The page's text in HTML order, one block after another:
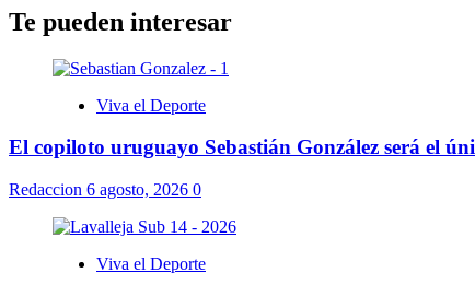
Te pueden interesar
Viva el Deporte
El copiloto uruguayo Sebastián González será el
Redaccion 6 agosto, 2026 0
Viva el Deporte